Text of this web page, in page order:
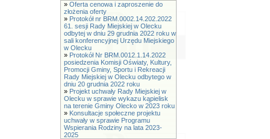
» Oferta cenowa i zaproszenie do
złożenia oferty
» Protokół nr BRM.0002.14.202.2022
61. sesji Rady Miejskiej w Olecku
odbytej w dniu 29 grudnia 2022 roku w
sali konferencyjnej Urzędu Miejskiego
w Olecku
» Protokół Nr BRM.0012.1.14.2022
posiedzenia Komisji Oświaty, Kultury,
Promocji Gminy, Sportu i Rekreacji
Rady Miejskiej w Olecku odbytego w
dniu 20 grudnia 2022 roku
» Projekt uchwały Rady Miejskiej w
Olecku w sprawie wykazu kąpielisk
na terenie Gminy Olecko w 2023 roku
» Konsultacje społeczne projektu
uchwały w sprawie Programu
Wspierania Rodziny na lata 2023-
2025